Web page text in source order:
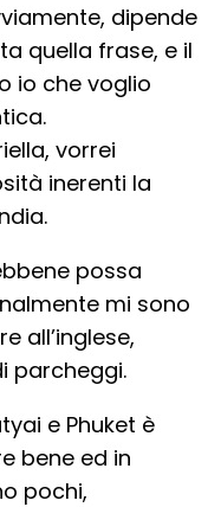
dipende
quella frase, e il
io che voglio
vorrei
inerenti la
possa
mi sono
all’inglese,
parcheggi.
e Phuket è
bene ed in
pochi,